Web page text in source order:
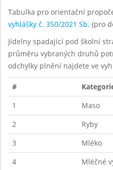
Tabulka pro orientační
vyhlášky č. 350/2021 Sb. (pro
Jídelny spadající pod školní
průměru vybraných druhů
odchylky plnění najdete ve
#
1
Maso
2
Ryby
3
Mléko
4
Mléčné